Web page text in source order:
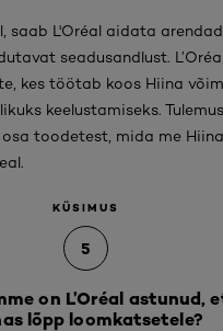
saab L'Oréal aidata
seadusandlust.
kes töötab koos Hiina
keelustamiseks.
toodetest, mida me
KÜSIMUS
5
on L’Oréal astunud,
lõpp loomkatsetele?